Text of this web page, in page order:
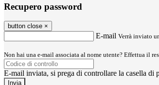
Recupero password
button close ×
E-mail Verrà inviato
Non hai una e-mail associata al nome utente? Effettua il
E-mail inviata, si prega di controllare la casella di